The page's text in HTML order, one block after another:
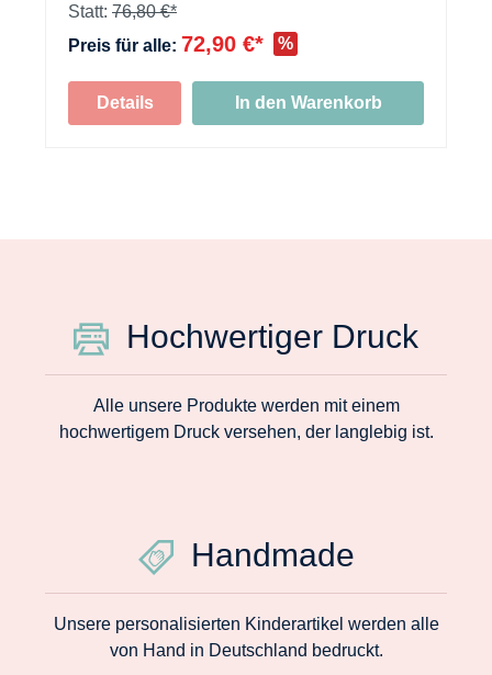
Statt: 76,80 €*
Preis für alle: 72,90 €* %
Details In den Warenkorb
Hochwertiger Druck
Alle unsere Produkte werden mit einem
hochwertigem Druck versehen, der langlebig ist.
Handmade
Unsere personalisierten Kinderartikel werden alle
von Hand in Deutschland bedruckt.